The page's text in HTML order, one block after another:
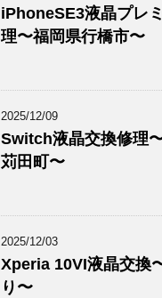
iPhoneSE3液晶プレ
理〜福岡県行橋市〜
2025/12/09
Switch液晶交換修理
苅田町〜
2025/12/03
Xperia 10VI液晶交換
り〜